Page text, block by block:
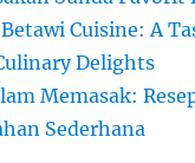
Cuisine: A
Delights
Memasak:
Sederhana